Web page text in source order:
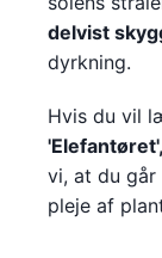
delvist
dyrkning.
Hvis du vil
vi, at du
pleje af